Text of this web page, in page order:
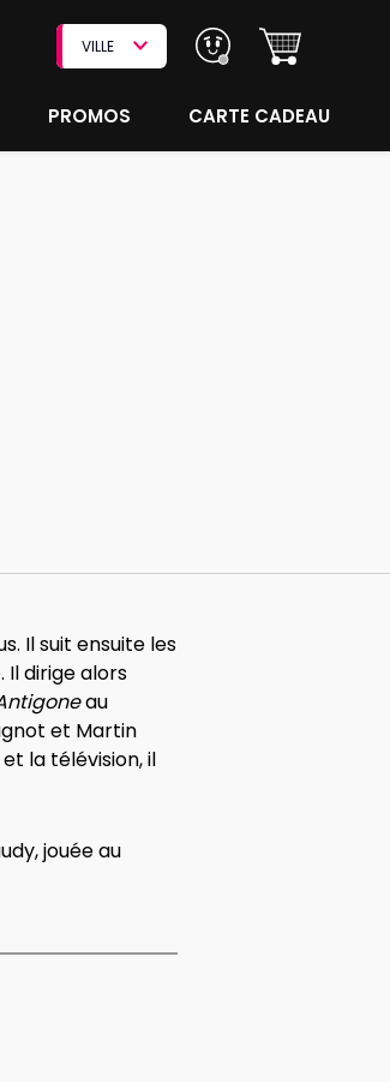
VILLE
PROMOS CARTE CADEAU
Il suit ensuite les
Il dirige alors
au
et Martin
la télévision, il
jouée au